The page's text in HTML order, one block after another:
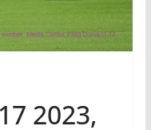
2023,